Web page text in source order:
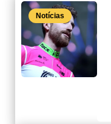
Notícias